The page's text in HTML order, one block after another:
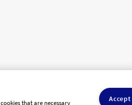
that are necessary